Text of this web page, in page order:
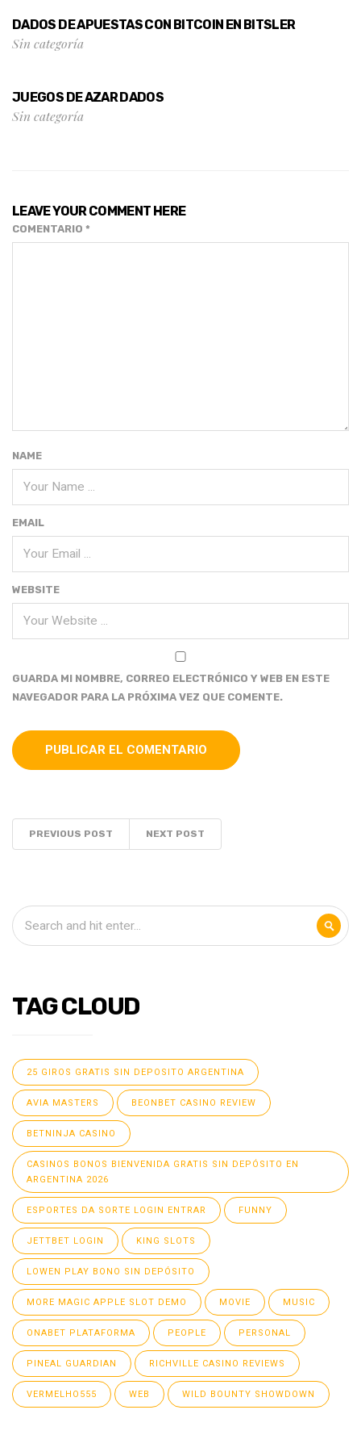
DADOS DE APUESTAS CON BITCOIN EN BITSLER
Sin categoría
JUEGOS DE AZAR DADOS
Sin categoría
LEAVE YOUR COMMENT HERE
COMENTARIO *
NAME
EMAIL
WEBSITE
GUARDA MI NOMBRE, CORREO ELECTRÓNICO Y WEB EN ESTE
NAVEGADOR PARA LA PRÓXIMA VEZ QUE COMENTE.
PREVIOUS POST NEXT POST
TAG CLOUD
25 GIROS GRATIS SIN DEPOSITO ARGENTINA
AVIA MASTERS BEONBET CASINO REVIEW
BETNINJA CASINO
CASINOS BONOS BIENVENIDA GRATIS SIN DEPÓSITO EN
ARGENTINA 2026
ESPORTES DA SORTE LOGIN ENTRAR FUNNY
JETTBET LOGIN KING SLOTS
LOWEN PLAY BONO SIN DEPÓSITO
MORE MAGIC APPLE SLOT DEMO MOVIE MUSIC
ONABET PLATAFORMA PEOPLE PERSONAL
PINEAL GUARDIAN RICHVILLE CASINO REVIEWS
VERMELHO555 WEB WILD BOUNTY SHOWDOWN